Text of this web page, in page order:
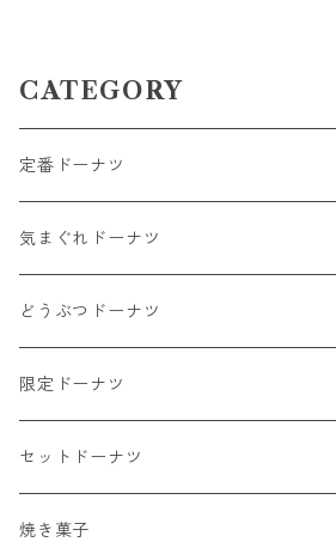
CATEGORY
定番ドーナツ
気まぐれドーナツ
どうぶつドーナツ
限定ドーナツ
セットドーナツ
焼き菓子